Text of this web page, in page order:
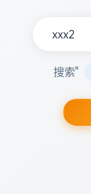
搜索"